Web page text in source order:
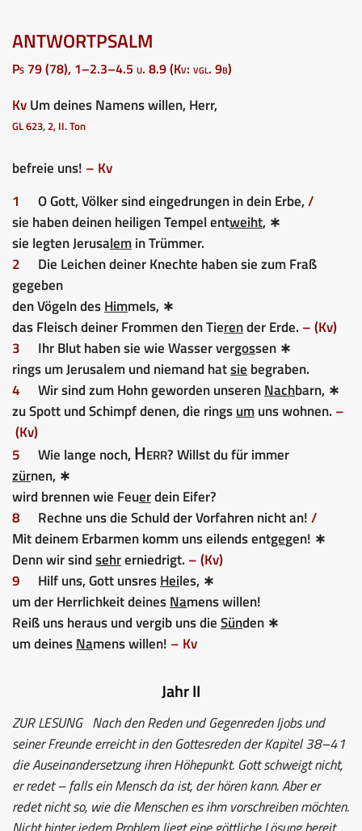
ANTWORTPSALM
Ps 79 (78), 1–2.3–4.5 u. 8.9 (Kv: vgl. 9b)
KvUm deines Namens willen, Herr,
GL 623, 2, II. Ton
befreie uns! – Kv
1
O Gott, Völker sind eingedrungen in dein Erbe,/
sie haben deinen heiligen Tempel entweiht, ∗
sie legten Jerusalemin Trümmer.
2
Die Leichen deiner Knechte haben sie zum Fraß
gegeben
den Vögeln desHimmels, ∗
das Fleisch deiner Frommen den Tierender Erde. – (Kv)
3
Ihr Blut haben sie wie Wasser vergossen ∗
rings um Jerusalem und niemand hatsie begraben.
4
Wir sind zum Hohn geworden unserenNachbarn, ∗
zu Spott und Schimpf denen, die ringsumuns wohnen. –
(Kv)
5
Wie lange noch, Herr? Willst du für immer
zürnen, ∗
wird brennen wie Feuerdein Eifer?
8
Rechne uns die Schuld der Vorfahren nicht an!/
Mit deinem Erbarmen komm uns eilends entgegen! ∗
Denn wir sindsehrerniedrigt. – (Kv)
9
Hilf uns, Gott unsresHeiles, ∗
um der Herrlichkeit deinesNamens willen!
Reiß uns heraus und vergib uns dieSünden ∗
um deinesNamens willen! – Kv
Jahr II
ZUR LESUNGNach den Reden und Gegenreden Ijobs und
seiner Freunde erreicht in den Gottesreden der Kapitel 38–41
die Auseinandersetzung ihren Höhepunkt. Gott schweigt nicht,
er redet – falls ein Mensch da ist, der hören kann. Aber er
redet nicht so, wie die Menschen es ihm vorschreiben möchten.